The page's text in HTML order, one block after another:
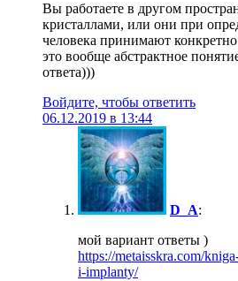
Вы работаете в другом
кристаллами, или они при
человека принимают
это вообще абстрактное
ответа)))
Войдите, чтобы ответить
06.12.2019 в 13:44
D_A:
мой вариант ответы )
https://metaisskra.com/
i-implanty/